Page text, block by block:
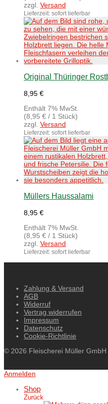
zzgl. Versand
Lieferzeit: sofort lieferbar
Original Thüringer
8,95 €
Enthält 7% MwSt.
(8,95 € / 1 Stück)
zzgl. Versand
Lieferzeit: sofort lieferbar
Müllers Haussalami
8,95 €
Enthält 7% MwSt.
(8,95 € / 1 Stück)
zzgl. Versand
Lieferzeit: sofort lieferbar
Zahlung & Versand
AGB
Widerruf
Vertrag widerrufen
Impressum
Datenschutz
Cookie-Richtlinie
© 2026 Fleischerei Müller GmbH
Anmelden
Shop
Zurück